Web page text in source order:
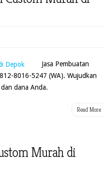
Jasa Pembuatan
8016-5247 (WA). Wujudkan
dana Anda.
Read More
Murah di